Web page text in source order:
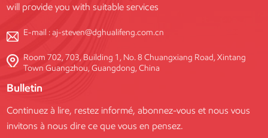
will provide you with suitable services
E-mail :aj-steven@dghualifeng.com.cn
Room 702, 703, Building 1, No. 8 Chuangxiang Road, Xintang
Town Guangzhou, Guangdong, China
Bulletin
Continuez à lire, restez informé, abonnez-vous et nous vous
invitons à nous dire ce que vous en pensez.